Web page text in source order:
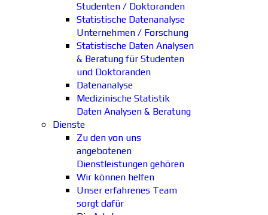
Studenten / Doktoranden
Statistische Datenanalyse
Unternehmen / Forschung
Statistische Daten Analysen
& Beratung für Studenten
und Doktoranden
Datenanalyse
Medizinische Statistik
Daten Analysen & Beratung
Dienste
Zu den von uns
angebotenen
Dienstleistungen gehören
Wir können helfen
Unser erfahrenes Team
sorgt dafür